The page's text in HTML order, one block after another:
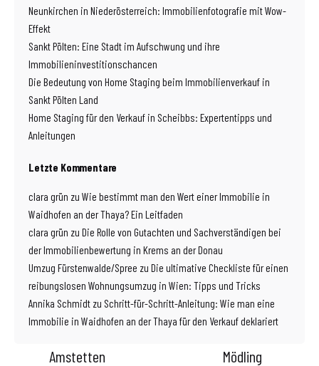
Neunkirchen in Niederösterreich: Immobilienfotografie mit Wow-
Effekt
Sankt Pölten: Eine Stadt im Aufschwung und ihre
Immobilieninvestitionschancen
Die Bedeutung von Home Staging beim Immobilienverkauf in
Sankt Pölten Land
Home Staging für den Verkauf in Scheibbs: Expertentipps und
Anleitungen
Letzte Kommentare
clara grün zu Wie bestimmt man den Wert einer Immobilie in
Waidhofen an der Thaya? Ein Leitfaden
clara grün zu Die Rolle von Gutachten und Sachverständigen bei
der Immobilienbewertung in Krems an der Donau
Umzug Fürstenwalde/Spree zu Die ultimative Checkliste für einen
reibungslosen Wohnungsumzug in Wien: Tipps und Tricks
Annika Schmidt zu Schritt-für-Schritt-Anleitung: Wie man eine
Immobilie in Waidhofen an der Thaya für den Verkauf deklariert
Amstetten
Mödling